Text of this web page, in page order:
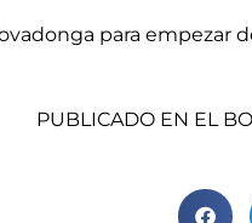
para empezar
PUBLICADO EN EL